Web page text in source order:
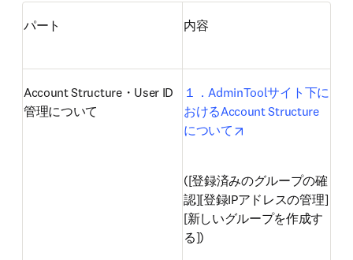
パート 内容
Account Structure・User ID
管理について
１．AdminToolサイト下に
おけるAccount Structure
について
([登録済みのグループの確
認][登録IPアドレスの管理]
[新しいグループを作成す
る])